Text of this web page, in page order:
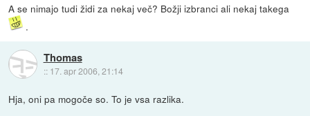
A se nimajo tudi židi za nekaj več? Božji izbranci ali nekaj takega
.
Thomas
:: 17. apr 2006, 21:14
Hja, oni pa mogoče so. To je vsa razlika.